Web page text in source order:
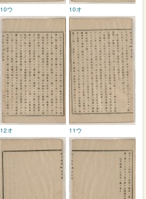
10オ
10ウ
11ウ
12オ